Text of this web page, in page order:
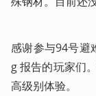
感谢参与94号避
g 报告的玩家们
高级别体验。